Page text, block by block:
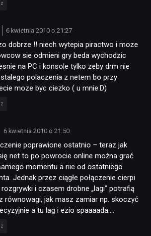
6 kwietnia 2010 o 21:27
dobrze !! niech wytepia piractwo i moze
sie odmieni gry beda wychodzic
na PC i konsole tylko zeby drm nie
polaczenia z netem bo przy
moze byc ciezko ( u mnie:D)
6 kwietnia 2010 o 21:50
poprawione ostatnio – teraz jak
net to po powrocie online można grać
momentu a nie od ostatniego
Jednak przez ciągłe połączenie cierpi
rozgrywki i czasem drobne „lagi” potrafią
równowagi, jak masz zamiar np. skoczyć
a tu lag i ezio spaaaada….